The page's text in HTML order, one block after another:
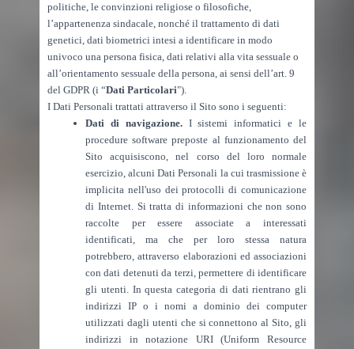
politiche, le convinzioni religiose o filosofiche,
l’appartenenza sindacale, nonché il trattamento di dati
genetici, dati biometrici intesi a identificare in modo
univoco una persona fisica, dati relativi alla vita sessuale o
all’orientamento sessuale della persona, ai sensi dell’art. 9
del GDPR (i “Dati Particolari").
I Dati Personali trattati attraverso il Sito sono i seguenti:
Dati di navigazione.I sistemi informatici e le
procedure software preposte al funzionamento del
Sito acquisiscono, nel corso del loro normale
esercizio, alcuni Dati Personali la cui trasmissione è
implicita nell'uso dei protocolli di comunicazione
di Internet. Si tratta di informazioni che non sono
raccolte per essere associate a interessati
identificati, ma che per loro stessa natura
potrebbero, attraverso elaborazioni ed associazioni
con dati detenuti da terzi, permettere di identificare
gli utenti. In questa categoria di dati rientrano gli
indirizzi IP o i nomi a dominio dei computer
utilizzati dagli utenti che si connettono al Sito, gli
indirizzi in notazione URI (Uniform Resource